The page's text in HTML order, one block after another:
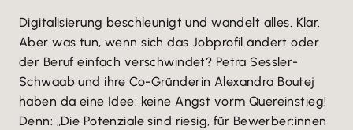
Digitalisierung beschleunigt und wandelt alles. Klar.
Aber was tun, wenn sich das Jobprofil ändert oder
der Beruf einfach verschwindet? Petra Sessler-
Schwaab und ihre Co-Gründerin Alexandra Boutej
haben da eine Idee: keine Angst vorm Quereinstieg!
Denn: „Die Potenziale sind riesig, für Bewerber:innen